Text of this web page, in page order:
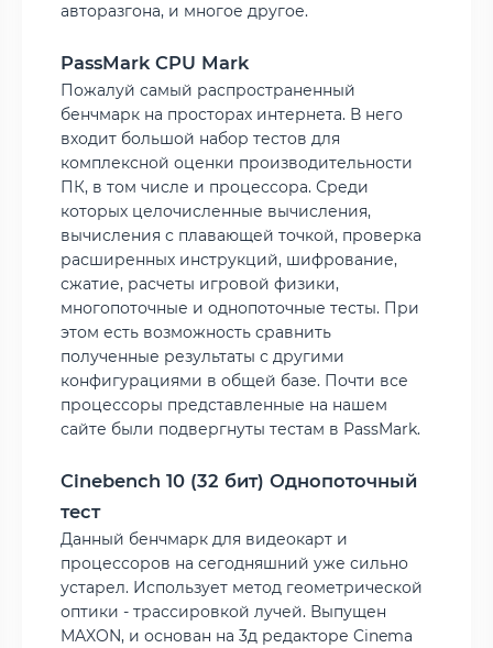
авторазгона, и многое другое.
PassMark CPU Mark
Пожалуй самый распространенный
бенчмарк на просторах интернета. В него
входит большой набор тестов для
комплексной оценки производительности
ПК, в том числе и процессора. Среди
которых целочисленные вычисления,
вычисления с плавающей точкой, проверка
расширенных инструкций, шифрование,
сжатие, расчеты игровой физики,
многопоточные и однопоточные тесты. При
этом есть возможность сравнить
полученные результаты с другими
конфигурациями в общей базе. Почти все
процессоры представленные на нашем
сайте были подвергнуты тестам в PassMark.
Cinebench 10 (32 бит) Однопоточный
тест
Данный бенчмарк для видеокарт и
процессоров на сегодняшний уже сильно
устарел. Использует метод геометрической
оптики - трассировкой лучей. Выпущен
MAXON, и основан на 3д редакторе Cinema